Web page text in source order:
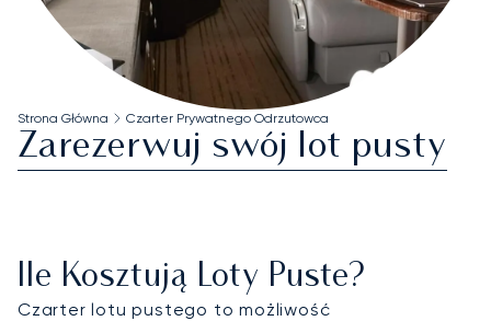
Strona Główna Czarter Prywatnego Odrzutowca
Zarezerwuj swój lot pusty
Ile Kosztują Loty Puste?
Czarter lotu pustego to możliwość